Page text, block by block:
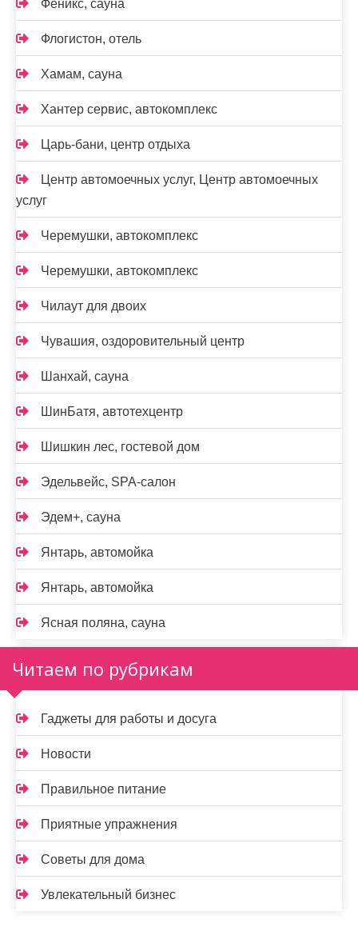
Феникс, сауна
Флогистон, отель
Хамам, сауна
Хантер сервис, автокомплекс
Царь-бани, центр отдыха
Центр автомоечных услуг, Центр автомоечных
услуг
Черемушки, автокомплекс
Черемушки, автокомплекс
Чилаут для двоих
Чувашия, оздоровительный центр
Шанхай, сауна
ШинБатя, автотехцентр
Шишкин лес, гостевой дом
Эдельвейс, SPA-салон
Эдем+, сауна
Янтарь, автомойка
Янтарь, автомойка
Ясная поляна, сауна
Читаем по рубрикам
Гаджеты для работы и досуга
Новости
Правильное питание
Приятные упражнения
Советы для дома
Увлекательный бизнес